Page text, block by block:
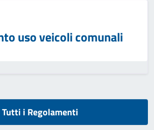
uso veicoli comunali
Tutti i Regolamenti